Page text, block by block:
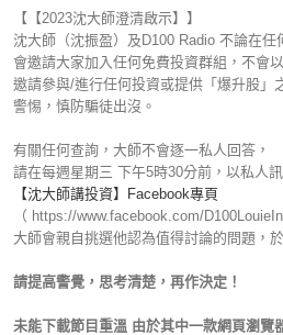
【【2023沈大師澄清啟示】】
沈大師（沈振盈）及D100 Radio 不論在
會邀請大家加入任何免費投資群組，不會
邀請參與/進行任何投資或提供「爆升股」
警惕，慎防騙徒出沒。
有關任何查詢，大師不會逐一私人回答，
請在每週星期三 下午5時30分前，以私人
【沈大師講投資】Facebook專頁
（ https://www.facebook.com/
大師會親自挑選他認為值得討論的問題，
請提高警覺，思考清楚，再作決定！
未能下載節目重溫 由於其中一款網頁瀏